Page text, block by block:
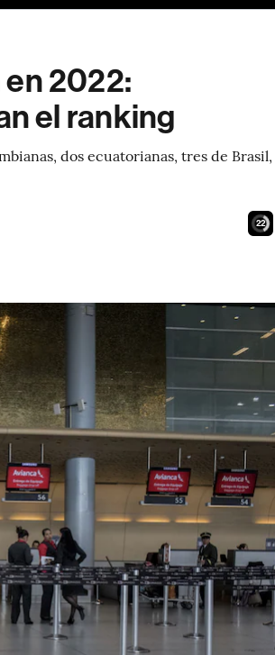
2022:
el ranking
dos ecuatorianas, tres de Brasil,
21